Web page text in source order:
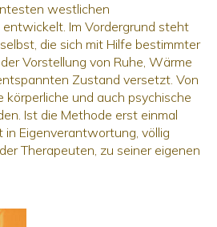
westlichen
Im Vordergrund steht
die sich mit Hilfe bestimmter
Vorstellung von Ruhe, Wärme
Zustand versetzt. Von
und auch psychische
Ist die Methode erst einmal
in Eigenverantwortung, völlig
Therapeuten, zu seiner eigenen